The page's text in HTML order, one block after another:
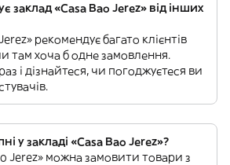
заклад «Casa Bao Jerez» від інших
рекомендує багато клієнтів
там хоча б одне замовлення.
і дізнайтеся, чи погоджуєтеся ви
у закладі «Casa Bao Jerez»?
Jerez» можна замовити товари з